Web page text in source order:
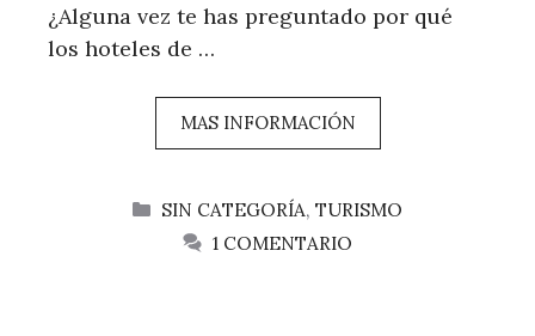
¿Alguna vez te has preguntado por qué
los hoteles de …
MAS INFORMACIÓN
CATEGORÍAS
SIN CATEGORÍA,TURISMO
1 COMENTARIO